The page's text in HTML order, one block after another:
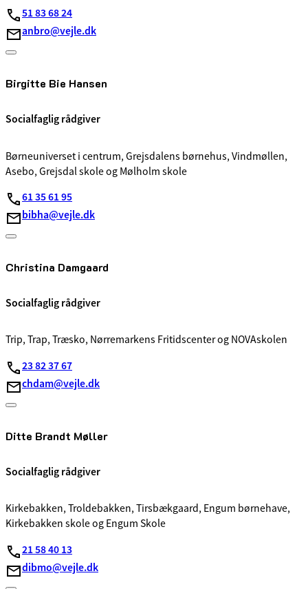
51 83 68 24
anbro@vejle.dk
Birgitte Bie Hansen
Socialfaglig rådgiver
Børneuniverset i centrum, Grejsdalens børnehus, Vindmøllen,
Asebo, Grejsdal skole og Mølholm skole
61 35 61 95
bibha@vejle.dk
Christina Damgaard
Socialfaglig rådgiver
Trip, Trap, Træsko, Nørremarkens Fritidscenter og NOVAskolen
23 82 37 67
chdam@vejle.dk
Ditte Brandt Møller
Socialfaglig rådgiver
Kirkebakken, Troldebakken, Tirsbækgaard, Engum børnehave,
Kirkebakken skole og Engum Skole
21 58 40 13
dibmo@vejle.dk